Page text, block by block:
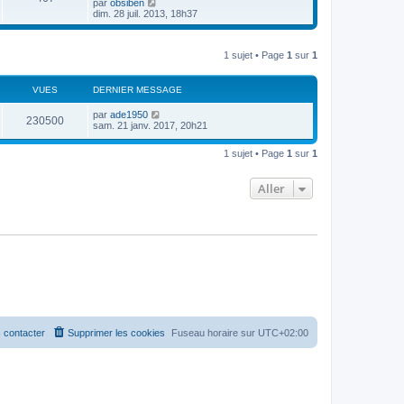
l
e
d
i
e
r
m
s
s
l
e
d
e
i
e
r
par obsiben
o
n
e
r
e
d
e
r
dim. 28 juil. 2013, 18h37
1 sujet • Page 1 sur 1
VUES DERNIER MESSAGE
230500 par ade1950
sam. 21 janv. 2017, 20h21
1 sujet • Page 1 sur 1
Aller
Fuseau horaire sur UTC+02:00
Supprimer les cookies
contacter